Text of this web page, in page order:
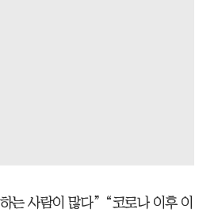
는 사람이 많다” “코로나 이후 이